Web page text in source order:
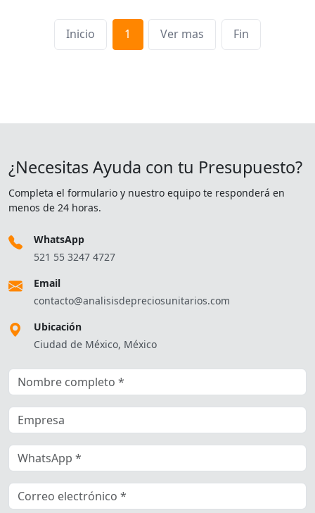
Inicio 1 Ver mas Fin
¿Necesitas Ayuda con tu Presupuesto?
Completa el formulario y nuestro equipo te responderá en
menos de 24 horas.
WhatsApp
521 55 3247 4727
Email
contacto@analisisdepreciosunitarios.com
Ubicación
Ciudad de México, México